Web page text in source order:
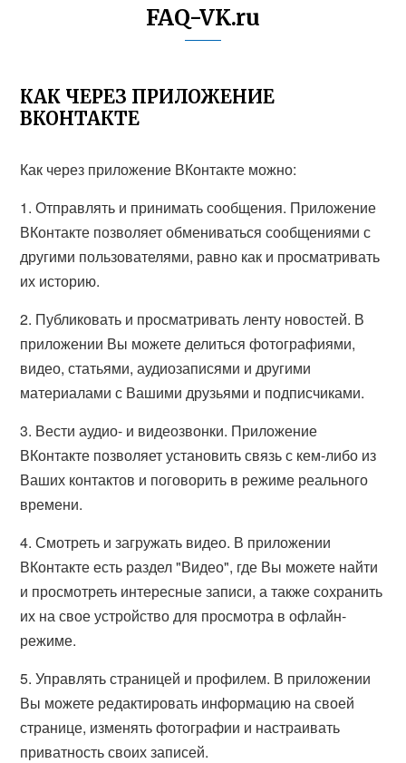
FAQ-VK.ru
КАК ЧЕРЕЗ ПРИЛОЖЕНИЕ
ВКОНТАКТЕ
Как через приложение ВКонтакте можно:
1. Отправлять и принимать сообщения. Приложение
ВКонтакте позволяет обмениваться сообщениями с
другими пользователями, равно как и просматривать
их историю.
2. Публиковать и просматривать ленту новостей. В
приложении Вы можете делиться фотографиями,
видео, статьями, аудиозаписями и другими
материалами с Вашими друзьями и подписчиками.
3. Вести аудио- и видеозвонки. Приложение
ВКонтакте позволяет установить связь с кем-либо из
Ваших контактов и поговорить в режиме реального
времени.
4. Смотреть и загружать видео. В приложении
ВКонтакте есть раздел "Видео", где Вы можете найти
и просмотреть интересные записи, а также сохранить
их на свое устройство для просмотра в офлайн-
режиме.
5. Управлять страницей и профилем. В приложении
Вы можете редактировать информацию на своей
странице, изменять фотографии и настраивать
приватность своих записей.